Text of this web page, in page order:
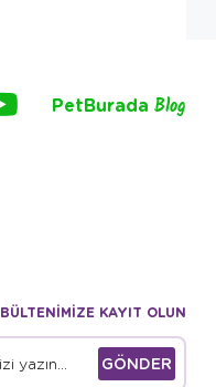
PetBurada Blog
BÜLTENİMİZE KAYIT OLUN
GÖNDER